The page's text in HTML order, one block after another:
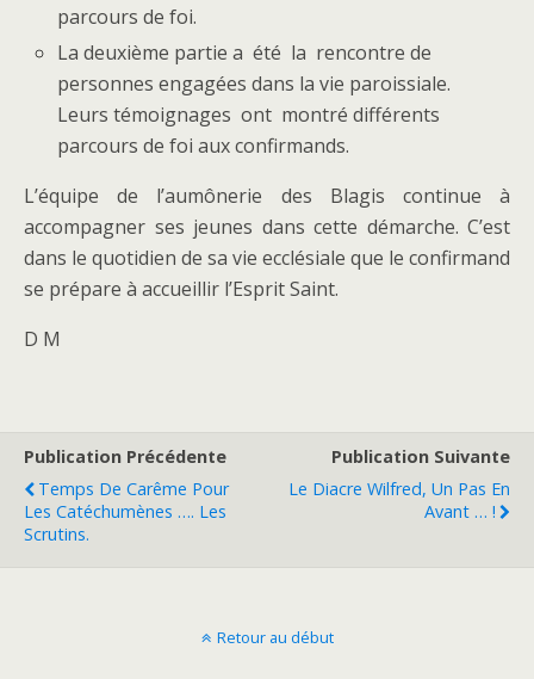
parcours de foi.
La deuxième partie a été la rencontre de
personnes engagées dans la vie paroissiale.
Leurs témoignages ont montré différents
parcours de foi aux confirmands.
L’équipe de l’aumônerie des Blagis continue à
accompagner ses jeunes dans cette démarche. C’est
dans le quotidien de sa vie ecclésiale que le confirmand
se prépare à accueillir l’Esprit Saint.
D M
Publication Précédente
Temps De Carême Pour
Les Catéchumènes …. Les
Scrutins.
Publication Suivante
Le Diacre Wilfred, Un Pas En
Avant … !
Retour au début